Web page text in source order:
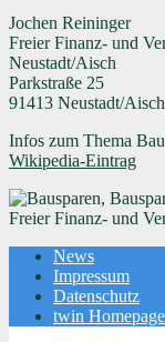
Jochen Reininger
Freier Finanz- und
Neustadt/Aisch
Parkstraße 25
91413 Neustadt/Aisch
Infos zum Thema
Wikipedia-Eintrag
News
Impressum
Datenschutz
twin